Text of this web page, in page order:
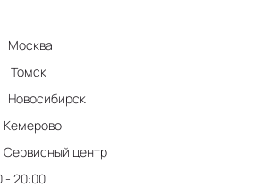
Москва
Томск
Новосибирск
Кемерово
Сервисный центр
- 20:00